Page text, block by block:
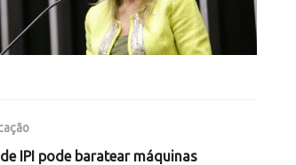
IPI pode baratear máquinas